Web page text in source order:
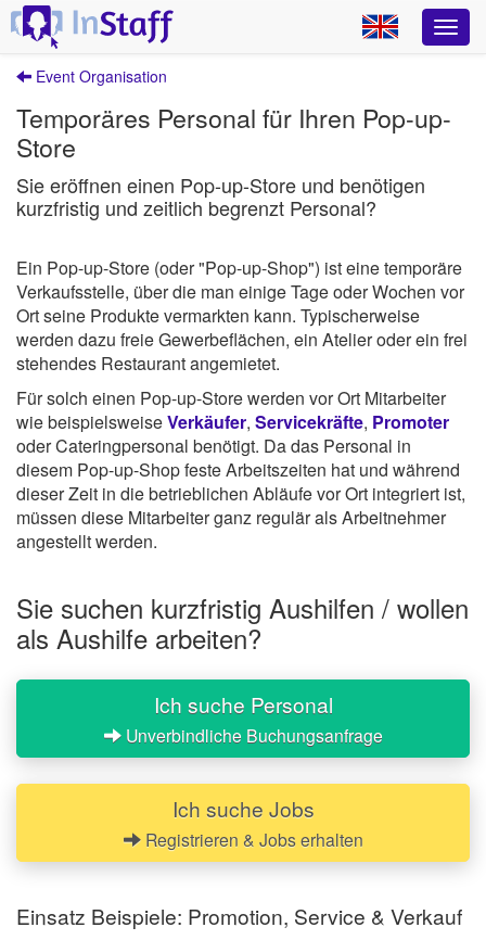
Event Organisation
Temporäres Personal für Ihren Pop-up-
Store
Sie eröffnen einen Pop-up-Store und benötigen
kurzfristig und zeitlich begrenzt Personal?
Ein Pop-up-Store (oder "Pop-up-Shop") ist eine temporäre
Verkaufsstelle, über die man einige Tage oder Wochen vor
Ort seine Produkte vermarkten kann. Typischerweise
werden dazu freie Gewerbeflächen, ein Atelier oder ein frei
stehendes Restaurant angemietet.
Für solch einen Pop-up-Store werden vor Ort Mitarbeiter
wie beispielsweiseVerkäufer, Servicekräfte, Promoter
oder Cateringpersonal benötigt. Da das Personal in
diesem Pop-up-Shop feste Arbeitszeiten hat und während
dieser Zeit in die betrieblichen Abläufe vor Ort integriert ist,
müssen diese Mitarbeiter ganz regulär als Arbeitnehmer
angestellt werden.
Sie suchen kurzfristig Aushilfen / wollen
als Aushilfe arbeiten?
Ich suche Personal
Unverbindliche Buchungsanfrage
Ich suche Jobs
Registrieren & Jobs erhalten
Einsatz Beispiele: Promotion, Service & Verkauf